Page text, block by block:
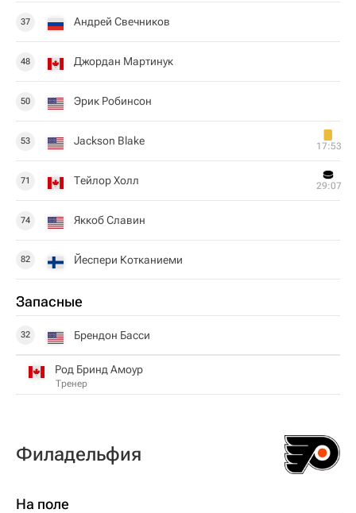
37 Андрей Свечников
48 Джордан Мартинук
50 Эрик Робинсон
53 Jackson Blake 17:53
71 Тейлор Холл 29:07
74 Яккоб Славин
82 Йеспери Котканиеми
Запасные
32 Брендон Басси
Род Бринд Амоур
Тренер
Филадельфия
На поле